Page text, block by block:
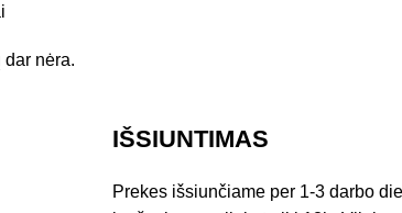
nėra.
IŠSIUNTIMAS
Prekes išsiunčiame per 1-3 darbo